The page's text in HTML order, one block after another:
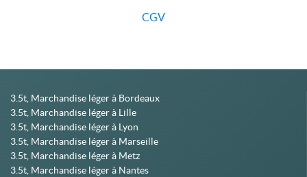
CGV
3.5t, Marchandise léger à Bordeaux
3.5t, Marchandise léger à Lille
3.5t, Marchandise léger à Lyon
3.5t, Marchandise léger à Marseille
3.5t, Marchandise léger à Metz
3.5t, Marchandise léger à Nantes